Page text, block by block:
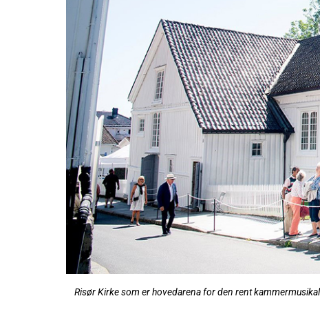
Risør Kirke som er hovedarena for den rent